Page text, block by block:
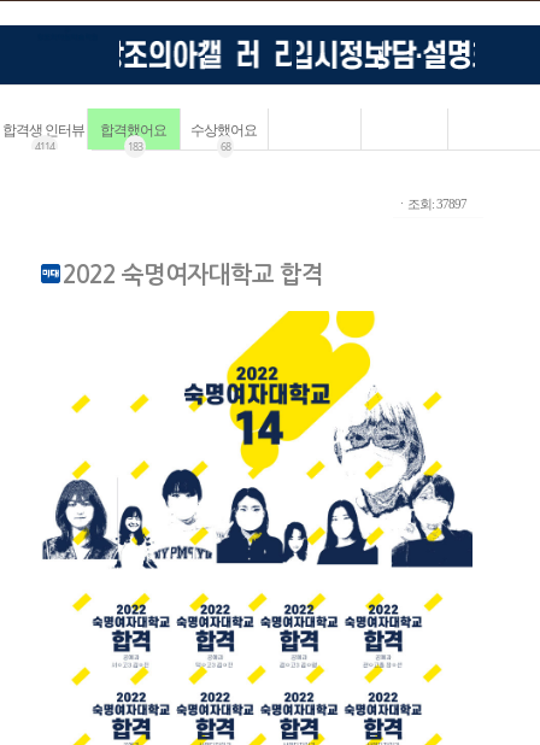
합격생 인터뷰
4114
합격했어요
183
수상했어요
68
ㆍ조회: 37897
2022 숙명여자대학교 합격